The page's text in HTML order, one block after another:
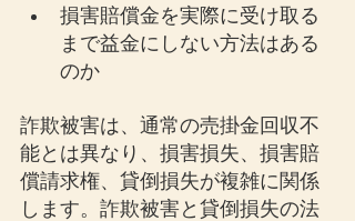
損害賠償金を実際に受け取る
まで益金にしない方法はある
のか
詐欺被害は、通常の売掛金回収不
能とは異なり、損害損失、損害賠
償請求権、貸倒損失が複雑に関係
します。詐欺被害と貸倒損失の法